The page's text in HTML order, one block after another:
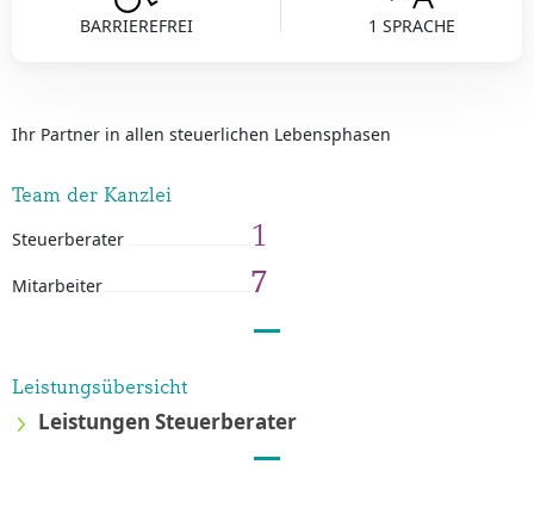
BARRIEREFREI 1 SPRACHE
Ihr Partner in allen steuerlichen Lebensphasen
Team der Kanzlei
Steuerberater 1
Mitarbeiter 7
Leistungsübersicht
Leistungen Steuerberater